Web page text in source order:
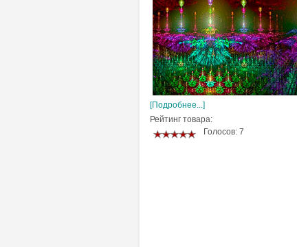
[Подробнее...]
Рейтинг товара:
Голосов: 7